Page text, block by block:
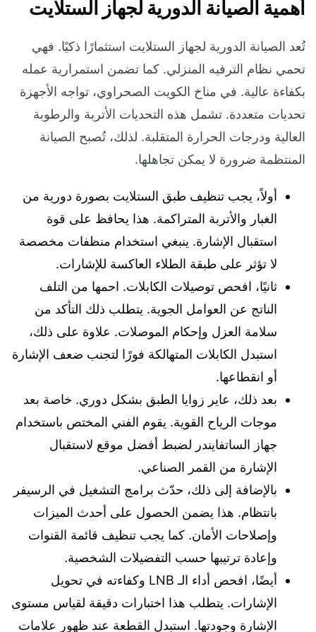
أهمية الصيانة الدورية لجهاز الستلايت
تُعد الصيانة الدورية لجهاز الستلايت استثمارًا ذكيًا. فهي
تحمي نظام الترفيه المنزلي. كما تضمن استمرارية عمله
بكفاءة عالية. في مناخ الكويت الصحراوي، تواجه الأجهزة
تحديات متعددة. تشمل هذه التحديات الأتربة والرطوبة
العالية ودرجات الحرارة المتقلبة. لذلك، تُصبح الصيانة
المنتظمة ضرورة لا يمكن تجاهلها.
أولاً، يجب تنظيف طبق الستلايت بصورة دورية من
الغبار والأتربة المتراكمة. هذا يحافظ على قوة
استقبال الإشارة. ينبغي استخدام منظفات مخصصة
لا تؤثر على طبقة الطلاء العاكسة للإشارات.
ثانيًا، افحص توصيلات الكابلات. احمها من التلف
الناتج عن العوامل الجوية. يتطلب ذلك التأكد من
سلامة العزل وإحكام الموصلات. علاوة على ذلك،
استبدل الكابلات المتهالكة فورًا لتجنب ضعف الإشارة
أو انقطاعها.
بعد ذلك، عاير زوايا الطبق بشكل دوري. خاصة بعد
موجات الرياح القوية. يقوم الفني المختص باستخدام
جهاز الساتفايندر لضبط أفضل موقع لاستقبال
الإشارة من القمر الصناعي.
بالإضافة إلى ذلك، حدّث برامج التشغيل في الرسيفر
بانتظام. هذا يضمن الحصول على أحدث الميزات
وإصلاحات الأمان. كما يجب تنظيف قائمة القنوات
وإعادة ترتيبها حسب التفضيلات الشخصية.
أيضًا، افحص أداء الـ LNB وكفاءته في تحويل
الإشارات. يتطلب هذا اختبارات دقيقة لقياس مستوى
الإشارة وجودتها. استبدل القطعة عند ظهور علامات